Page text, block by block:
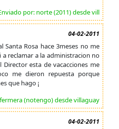
por: norte (2011) desde vill
04-02-2011
Santa Rosa hace 3meses no me
reclamar a la administracion no
esta de vacacciones me
me dieron repuesta porque
que hago ¡
(notengo) desde villaguay
04-02-2011